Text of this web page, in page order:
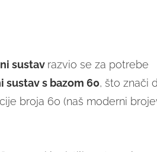
sustav razvio se za potrebe
sustav s bazom 60, što znači
broja 60 (naš moderni